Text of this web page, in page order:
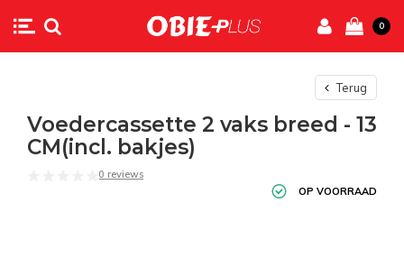
0
Terug
Voedercassette 2 vaks breed - 13
CM(incl. bakjes)
0 reviews
OP VOORRAAD